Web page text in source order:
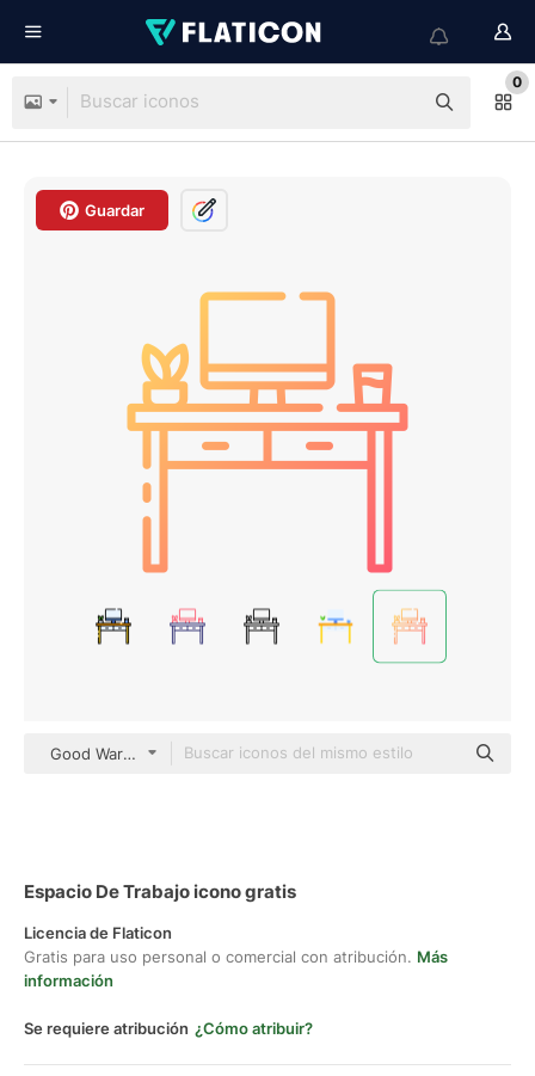
0
Guardar
Good Ware Gradient
Espacio De Trabajo icono gratis
Licencia de Flaticon
Gratis para uso personal o comercial con atribución. Más
información
Se requiere atribución ¿Cómo atribuir?